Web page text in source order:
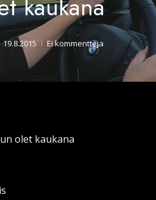
kaukana
19.8.2015 Ei kommentteja
olet kaukana